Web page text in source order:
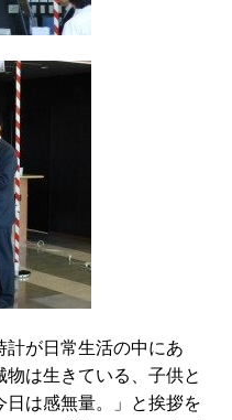
計が日常生活の中にあ
は生きている、子供と
は感無量。」と挨拶を